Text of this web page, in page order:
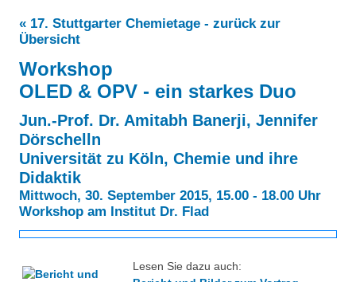
Berufsinformation
Über uns
Besonderheiten
Projekte
Eduthek
Benzolring online
Der Institutskalender
QM-Zertifizierung nach SGB III / AZAV
Preisrätsel
Unsere Linktipps
Pressearchiv
Benzolring-Archiv
« 17. Stuttgarter Chemietage - zurück zur
Übersicht
Workshop
OLED & OPV - ein starkes Duo
Jun.-Prof. Dr. Amitabh Banerji, Jennifer
Dörschelln
Universität zu Köln, Chemie und ihre
Didaktik
Mittwoch, 30. September 2015, 15.00 - 18.00 Uhr
Workshop am Institut Dr. Flad
Lesen Sie dazu auch: